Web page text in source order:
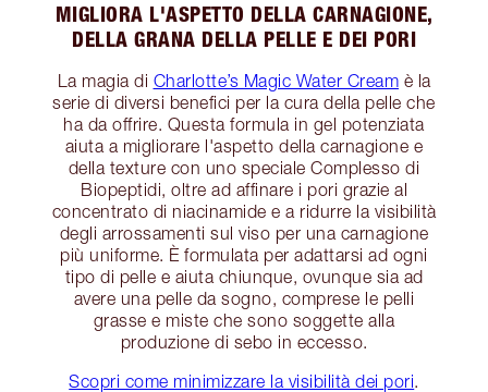
MIGLIORA L'ASPETTO DELLA CARNAGIONE,
DELLA GRANA DELLA PELLE E DEI PORI
La magia di Charlotte’s Magic Water Cream è la
serie di diversi benefici per la cura della pelle che
ha da offrire. Questa formula in gel potenziata
aiuta a migliorare l'aspetto della carnagione e
della texture con uno speciale Complesso di
Biopeptidi, oltre ad affinare i pori grazie al
concentrato di niacinamide e a ridurre la visibilità
degli arrossamenti sul viso per una carnagione
più uniforme. È formulata per adattarsi ad ogni
tipo di pelle e aiuta chiunque, ovunque sia ad
avere una pelle da sogno, comprese le pelli
grasse e miste che sono soggette alla
produzione di sebo in eccesso.
Scopri come minimizzare la visibilità dei pori.